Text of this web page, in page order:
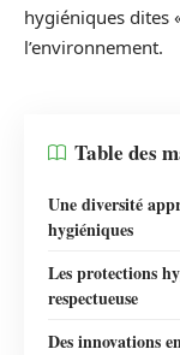
hygiéniques dites
l’environnement.
Table des
Une diversité
hygiéniques
Les protections
respectueuse
Des innovations